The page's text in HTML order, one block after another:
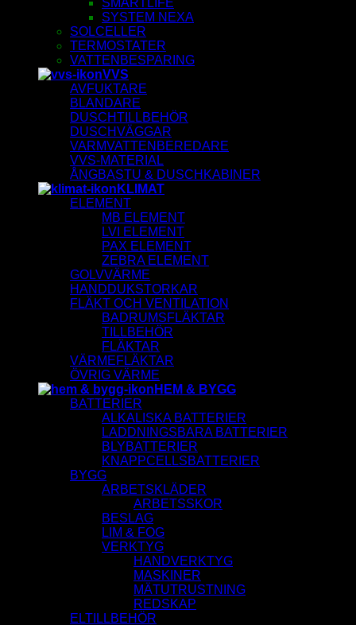
SMARTLIFE
SYSTEM NEXA
SOLCELLER
TERMOSTATER
VATTENBESPARING
VVS
AVFUKTARE
BLANDARE
DUSCHTILLBEHÖR
DUSCHVÄGGAR
VARMVATTENBEREDARE
VVS-MATERIAL
ÅNGBASTU & DUSCHKABINER
KLIMAT
ELEMENT
MB ELEMENT
LVI ELEMENT
PAX ELEMENT
ZEBRA ELEMENT
GOLVVÄRME
HANDDUKSTORKAR
FLÄKT OCH VENTILATION
BADRUMSFLÄKTAR
TILLBEHÖR
FLÄKTAR
VÄRMEFLÄKTAR
ÖVRIG VÄRME
HEM & BYGG
BATTERIER
ALKALISKA BATTERIER
LADDNINGSBARA BATTERIER
BLYBATTERIER
KNAPPCELLSBATTERIER
BYGG
ARBETSKLÄDER
ARBETSSKOR
BESLAG
LIM & FOG
VERKTYG
HANDVERKTYG
MASKINER
MÄTUTRUSTNING
REDSKAP
ELTILLBEHÖR